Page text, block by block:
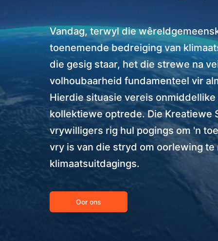
Vandag, terwyl die
toenemende bedreiging van
die gesig staar, het die strewe na
volhoubaarheid fundamenteel vir
Hierdie situasie vereis
kollektiewe optrede. Die Kreatiewe
vrywilligers rig hul pogings om 'n
vry is van die stryd om oorlewing te
klimaatsuitdagings.
Oor ons